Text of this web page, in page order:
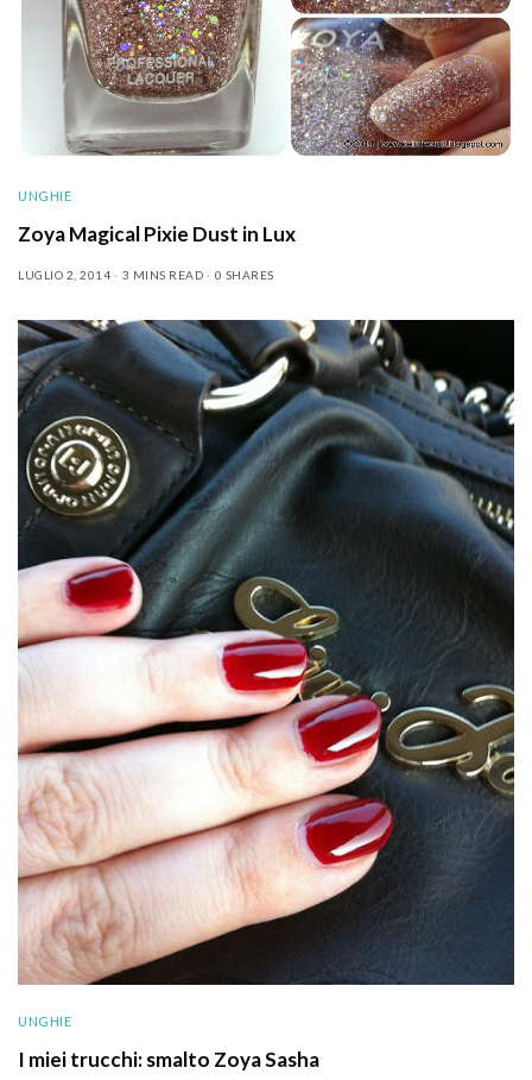
UNGHIE
Zoya Magical Pixie Dust in Lux
LUGLIO 2, 2014 3 MINS READ 0 SHARES
UNGHIE
I miei trucchi: smalto Zoya Sasha